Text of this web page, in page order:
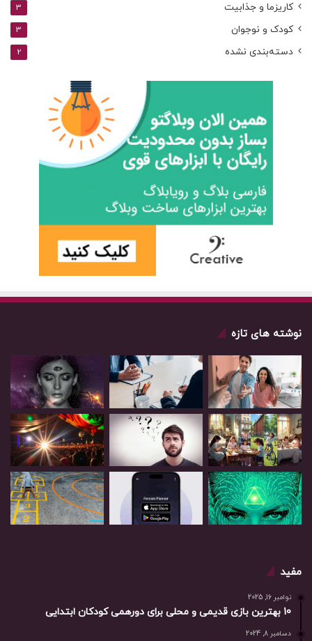
کاریزما و جذابیت 3
کودک و نوجوان 3
دسته‌بندی نشده 2
نوشته های تازه
مفید
نوامبر 16, 2025
10 بهترین بازی‌ قدیمی و محلی برای دورهمی کودکان ابتدایی
دسامبر 8, 2024